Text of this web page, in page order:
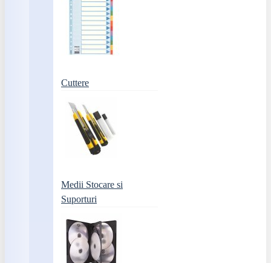
Cuttere
Medii Stocare si
Suporturi